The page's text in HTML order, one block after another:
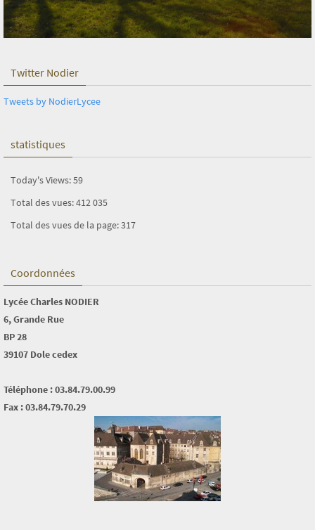
Twitter Nodier
Tweets by NodierLycee
statistiques
Today's Views:59
Total des vues:412 035
Total des vues de la page:317
Coordonnées
Lycée Charles NODIER
6, Grande Rue
BP 28
39107 Dole cedex
Téléphone : 03.84.79.00.99
Fax : 03.84.79.70.29